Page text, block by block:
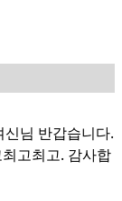
님 반갑습니다.
고최고. 감사합